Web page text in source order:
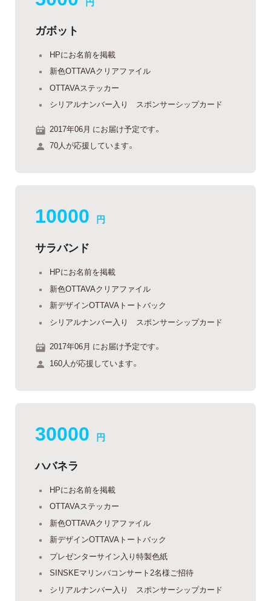
ガボット
HPにお名前を掲載
新色OTTAVAクリアファイル
OTTAVAステッカー
シリアルナンバー入り スポンサーシップカード
2017年06月 にお届け予定です。
70人が応援しています。
10000 円
サラバンド
HPにお名前を掲載
新色OTTAVAクリアファイル
新デザインOTTAVAトートバック
シリアルナンバー入り スポンサーシップカード
2017年06月 にお届け予定です。
160人が応援しています。
30000 円
ハバネラ
HPにお名前を掲載
OTTAVAステッカー
新色OTTAVAクリアファイル
新デザインOTTAVAトートバック
プレゼンターサイン入り特製色紙
SINSKEマリンバコンサート2名様ご招待
シリアルナンバー入り スポンサーシップカード